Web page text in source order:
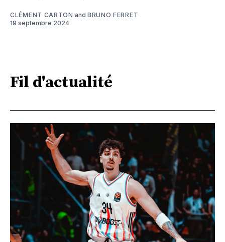
CLÉMENT CARTON and BRUNO FERRET
19 septembre 2024
Fil d'actualité